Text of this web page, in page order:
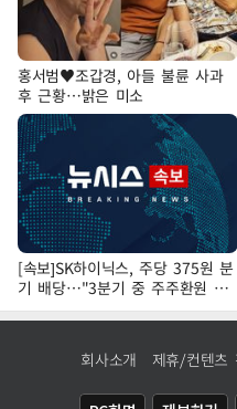
홍서범♥조갑경, 아들 불륜 사과
후 근황…밝은 미소
[속보]SK하이닉스, 주당 375원 분
기 배당…"3분기 중 주주환원 방
안 확정"
회사소개 제휴/컨텐츠